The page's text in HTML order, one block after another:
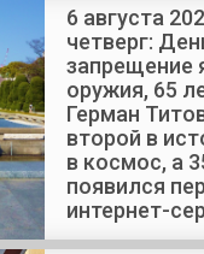
6 августа
четверг:
запрещение
оружия, 65
Герман
второй в
в космос, а
появился
интернет-